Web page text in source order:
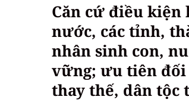
Căn cứ điều kiện
nước, các tỉnh,
nhân sinh con,
vững; ưu tiên
thay thế, dân tộc